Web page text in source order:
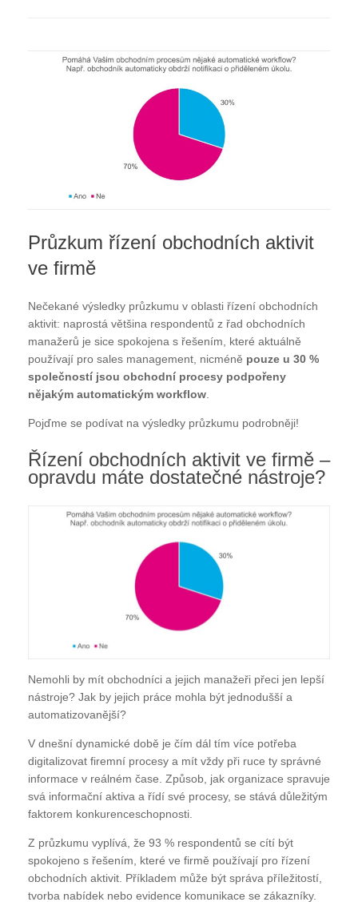
Průzkum řízení obchodních aktivit
ve firmě
Nečekané výsledky průzkumu v oblasti řízení obchodních
aktivit: naprostá většina respondentů z řad obchodních
manažerů je sice spokojena s řešením, které aktuálně
používají pro sales management, nicméně pouze u 30 %
společností jsou obchodní procesy podpořeny
nějakým automatickým workflow.
Pojďme se podívat na výsledky průzkumu podrobněji!
Řízení obchodních aktivit ve firmě –
opravdu máte dostatečné nástroje?
Nemohli by mít obchodníci a jejich manažeři přeci jen lepší
nástroje? Jak by jejich práce mohla být jednodušší a
automatizovanější?
V dnešní dynamické době je čím dál tím více potřeba
digitalizovat firemní procesy a mít vždy při ruce ty správné
informace v reálném čase. Způsob, jak organizace spravuje
svá informační aktiva a řídí své procesy, se stává důležitým
faktorem konkurenceschopnosti.
Z průzkumu vyplívá, že 93 % respondentů se cítí být
spokojeno s řešením, které ve firmě používají pro řízení
obchodních aktivit. Příkladem může být správa příležitostí,
tvorba nabídek nebo evidence komunikace se zákazníky.